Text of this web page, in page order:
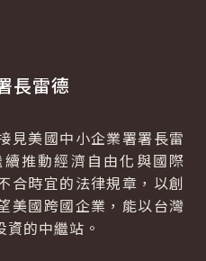
長雷德
美國中小企業署署長雷
推動經濟自由化與國際
合時宜的法律規章，以創
美國跨國企業，能以台灣
的中繼站。